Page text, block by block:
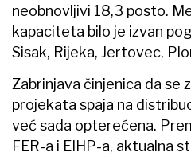
neobnovljivi 18,3 posto.
kapaciteta bilo je izvan
Sisak, Rijeka, Jertovec,
Zabrinjava činjenica da se
projekata spaja na
već sada opterećena.
FER-a i EIHP-a, aktualna